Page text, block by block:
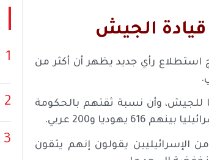
قيادة الجيش
استطلاع رأي جديد يظهر أن أكثر من
العليا للجيش، وأن نسبة ثقتهم بالحكومة
العبرية، فإن 26 بالمئة فقط من الإسرائيليين يقولون إنهم يثقون
1
2
3